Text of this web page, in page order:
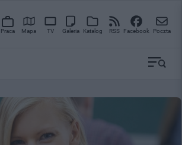
Praca Mapa TV Galeria Katalog RSS Facebook Poczta